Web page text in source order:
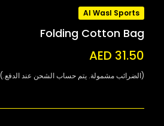
Al Wasl Sports
Folding Cotton Bag
AED 31.50
(الضرائب مشمولة. يتم حساب الشحن عند الدفع.)